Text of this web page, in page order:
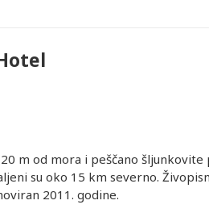
m od mora i peščano
su oko 15 km severno.
2011. godine.